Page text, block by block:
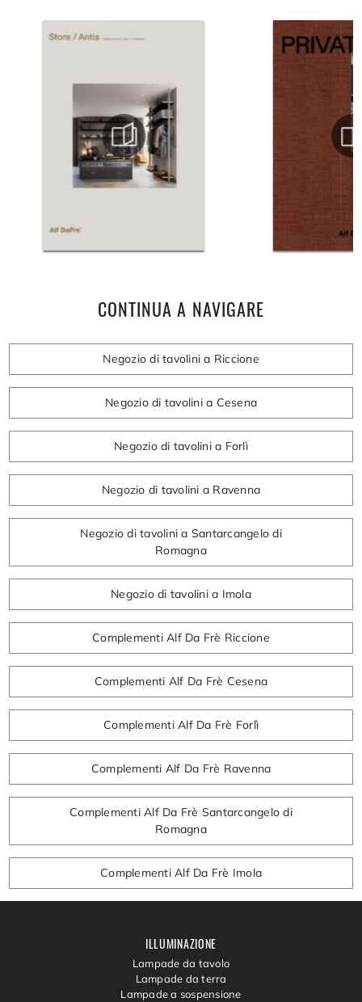
CONTINUA A NAVIGARE
Negozio di tavolini a Riccione
Negozio di tavolini a Cesena
Negozio di tavolini a Forlì
Negozio di tavolini a Ravenna
Negozio di tavolini a Santarcangelo di
Romagna
Negozio di tavolini a Imola
Complementi Alf Da Frè Riccione
Complementi Alf Da Frè Cesena
Complementi Alf Da Frè Forlì
Complementi Alf Da Frè Ravenna
Complementi Alf Da Frè Santarcangelo di
Romagna
Complementi Alf Da Frè Imola
ILLUMINAZIONE
Lampade da tavolo
Lampade da terra
Lampade a sospensione